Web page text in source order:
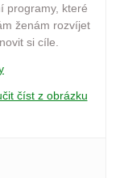
programy, které
ženám rozvíjet
si cíle.
číst z obrázku